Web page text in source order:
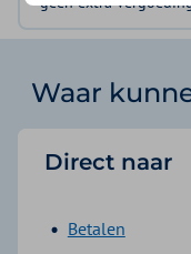
Waar
Direct naar
Betalen